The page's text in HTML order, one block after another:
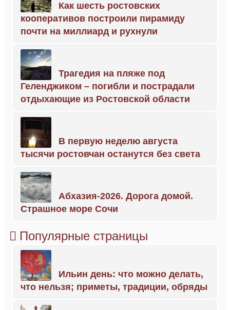
Как шесть ростовских
кооперативов построили пирамиду
почти на миллиард и рухнули
Трагедия на пляже под
Геленджиком – погибли и пострадали
отдыхающие из Ростовской области
В первую неделю августа
тысячи ростовчан останутся без света
Абхазия-2026. Дорога домой.
Страшное море Сочи
Популярные страницы
Ильин день: что можно делать,
что нельзя; приметы, традиции, обряды